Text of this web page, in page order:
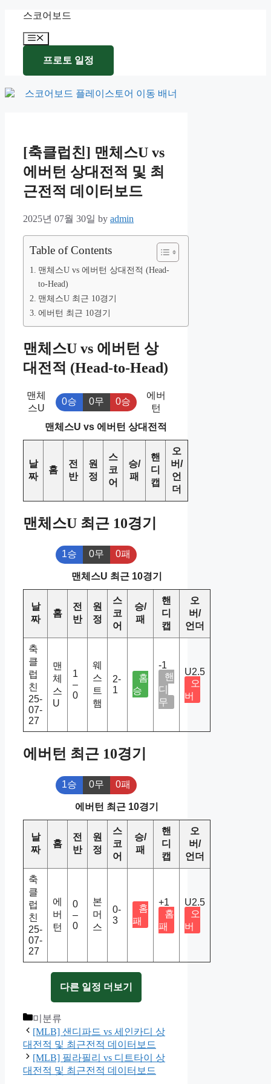
content
스코어보드
Menu
프로토 일정
[축클럽친] 맨체스U vs
에버턴 상대전적 및 최
근전적 데이터보드
2025년 07월 30일 by admin
Table of Contents
맨체스U vs 에버턴 상대전적 (Head-
to-Head)
맨체스U 최근 10경기
에버턴 최근 10경기
맨체스U vs 에버턴 상
대전적 (Head-to-Head)
맨체
스U
0승 0무 0승
에버
턴
맨체스U vs 에버턴 상대전적
날
짜
홈
전
반
원
정
스
코
어
승/
패
핸
디
캡
오
버/
언
더
맨체스U 최근 10경기
1승 0무 0패
맨체스U 최근 10경기
날
짜
홈
전
반
원
정
스
코
어
승/
패
핸
디
캡
오
버/
언더
축
클
럽
친
25-
07-
27
맨
체
스
U
1
–
0
웨
스
트
햄
2-
1
홈
승
-1
핸
디
무
U2.5
오
버
에버턴 최근 10경기
1승 0무 0패
에버턴 최근 10경기
날
짜
홈
전
반
원
정
스
코
어
승/
패
핸
디
캡
오
버/
언더
축
클
럽
친
25-
07-
27
에
버
턴
0
–
0
본
머
스
0-
3
홈
패
+1
홈
패
U2.5
오
버
다른 일정 더보기
Categories
미분류
[MLB] 샌디파드 vs 세인카디 상
대전적 및 최근전적 데이터보드
[MLB] 필라필리 vs 디트타이 상
대전적 및 최근전적 데이터보드